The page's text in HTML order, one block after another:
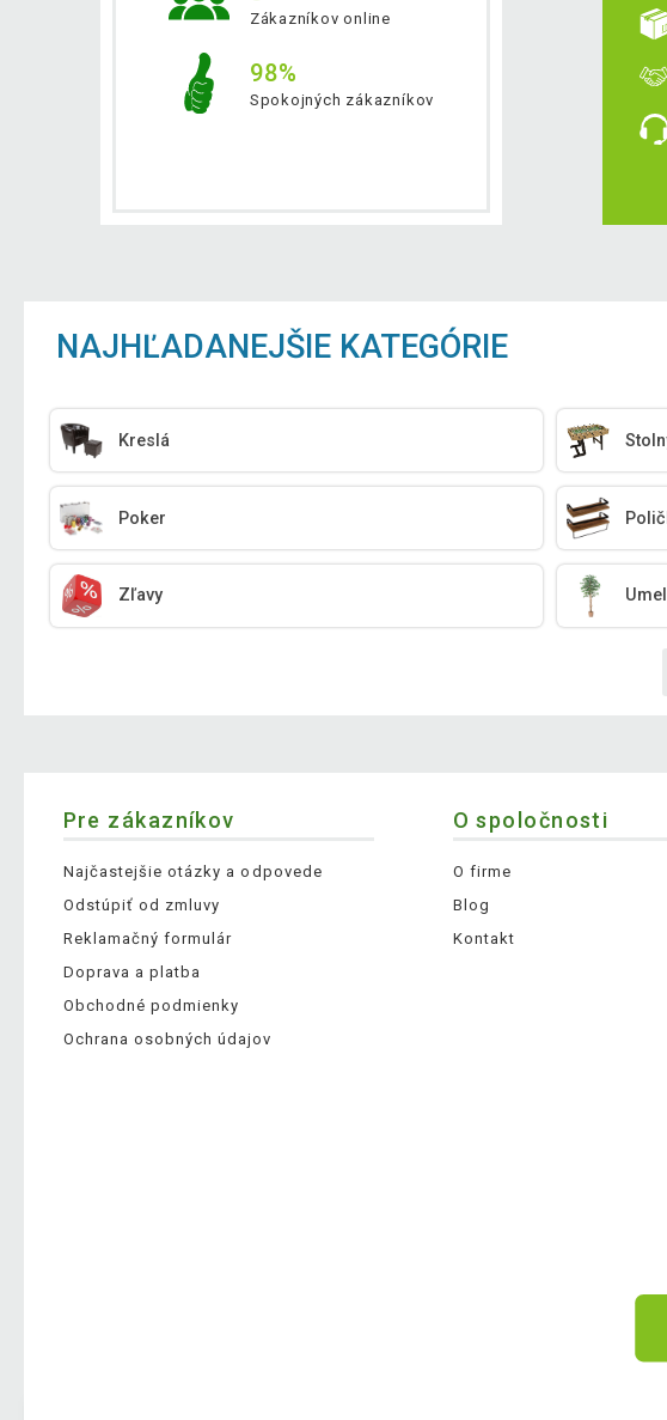
Zákazníkov online
98%
Spokojných zákazníkov
NAJHĽADANEJŠIE KATEGÓRIE
Kreslá
Poker
Zľavy
Pre zákazníkov
Najčastejšie otázky a odpovede
Odstúpiť od zmluvy
Reklamačný formulár
Doprava a platba
Obchodné podmienky
Ochrana osobných údajov
O spoločnosti
O firme
Blog
Kontakt